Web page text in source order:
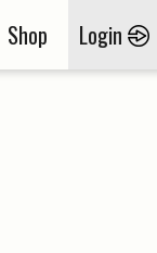
Shop Login